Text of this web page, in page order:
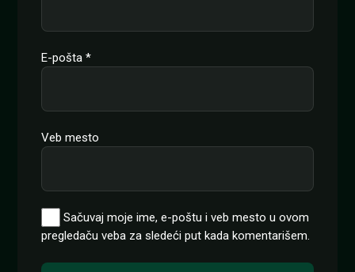
E-pošta *
Veb mesto
Sačuvaj moje ime, e-poštu i veb mesto u ovom
pregledaču veba za sledeći put kada komentarišem.